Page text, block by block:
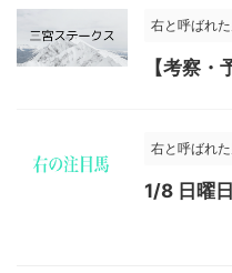
右と呼ばれ
【考察
右と呼ばれ
1/8 日曜